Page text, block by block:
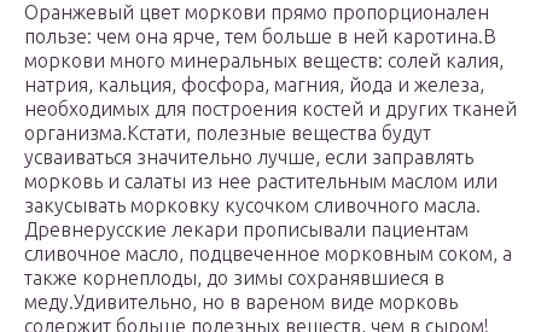
Оранжевый цвет моркови прямо пропорционален
пользе: чем она ярче, тем больше в ней каротина.В
моркови много минеральных веществ: солей калия,
натрия, кальция, фосфора, магния, йода и железа,
необходимых для построения костей и других тканей
организма.Кстати, полезные вещества будут
усваиваться значительно лучше, если заправлять
морковь и салаты из нее растительным маслом или
закусывать морковку кусочком сливочного масла.
Древнерусские лекари прописывали пациентам
сливочное масло, подцвеченное морковным соком, а
также корнеплоды, до зимы сохранявшиеся в
меду.Удивительно, но в вареном виде морковь
содержит больше полезных веществ, чем в сыром!